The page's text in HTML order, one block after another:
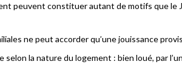
peuvent constituer autant de motifs que le
ne peut accorder qu’une jouissance
selon la nature du logement : bien loué, par